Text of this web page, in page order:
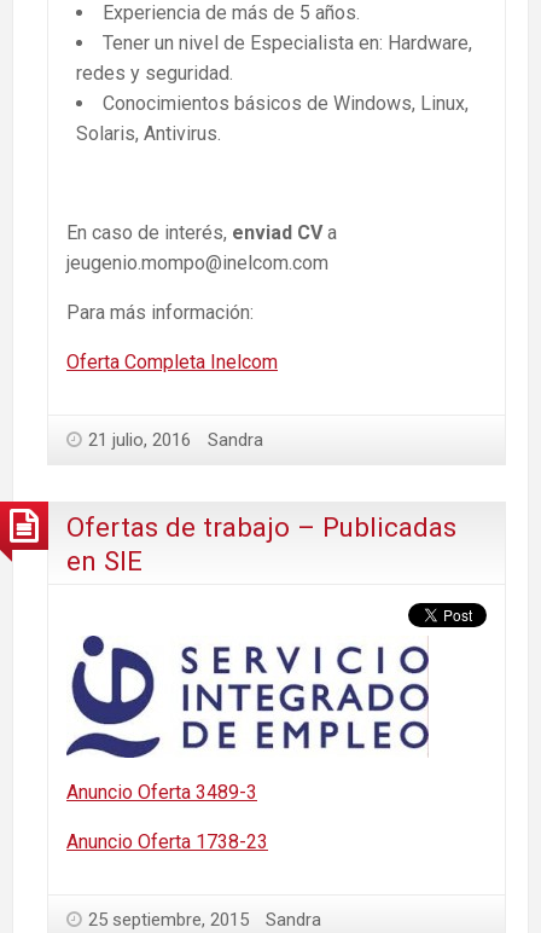
Experiencia de más de 5 años.
Tener un nivel de Especialista en: Hardware,
redes y seguridad.
Conocimientos básicos de Windows, Linux,
Solaris, Antivirus.
En caso de interés, enviad CVa
jeugenio.mompo@inelcom.com
Para más información:
Oferta Completa Inelcom
21 julio, 2016 Sandra
Ofertas de trabajo – Publicadas
en SIE
Anuncio Oferta 3489-3
Anuncio Oferta 1738-23
25 septiembre, 2015 Sandra